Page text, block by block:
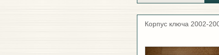
Корпус ключа 2002-